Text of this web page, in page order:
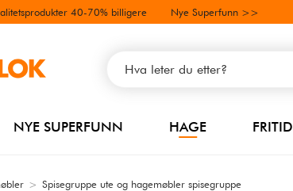
40-70% billigere Nye Superfunn >>
NYE SUPERFUNN HAGE FRITID
> Spisegruppe ute og hagemøbler spisegruppe